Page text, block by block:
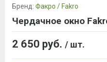
Бренд: Факро / Fakro
Чердачное окно
2 650 руб. / шт.